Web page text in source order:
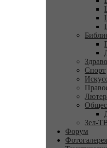
Спорт
Зел-
Форум
Фотогалерея